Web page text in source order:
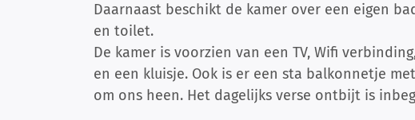
Daarnaast beschikt de kamer over een eigen
en toilet.
De kamer is voorzien van een TV, Wifi
en een kluisje. Ook is er een sta balkonnetje
om ons heen. Het dagelijks verse ontbijt is